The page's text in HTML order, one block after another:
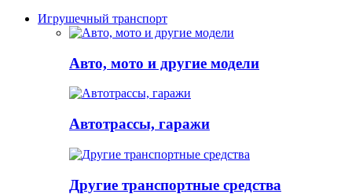
Игрушечный транспорт
Авто, мото и другие модели
Автотрассы, гаражи
Другие транспортные средства